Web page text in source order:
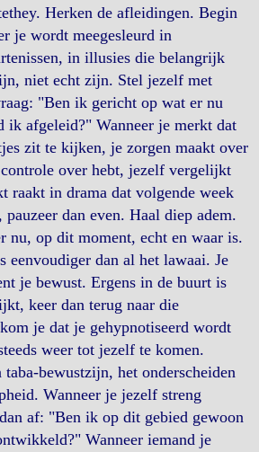
Herken de afleidingen. Begin
je wordt meegesleurd in
in illusies die belangrijk
niet echt zijn. Stel jezelf met
"Ben ik gericht op wat er nu
ik afgeleid?" Wanneer je merkt dat
zit te kijken, je zorgen maakt over
over hebt, jezelf vergelijkt
raakt in drama dat volgende week
dan even. Haal diep adem.
nu, op dit moment, echt en waar is.
eenvoudiger dan al het lawaai. Je
je bewust. Ergens in de buurt is
keer dan terug naar die
je dat je gehypnotiseerd wordt
weer tot jezelf te komen.
taba-bewustzijn, het onderscheiden
Wanneer je jezelf streng
af: "Ben ik op dit gebied gewoon
Wanneer iemand je